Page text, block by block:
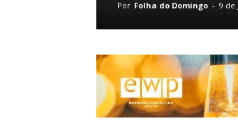
Por Folha do Domingo - 9 de